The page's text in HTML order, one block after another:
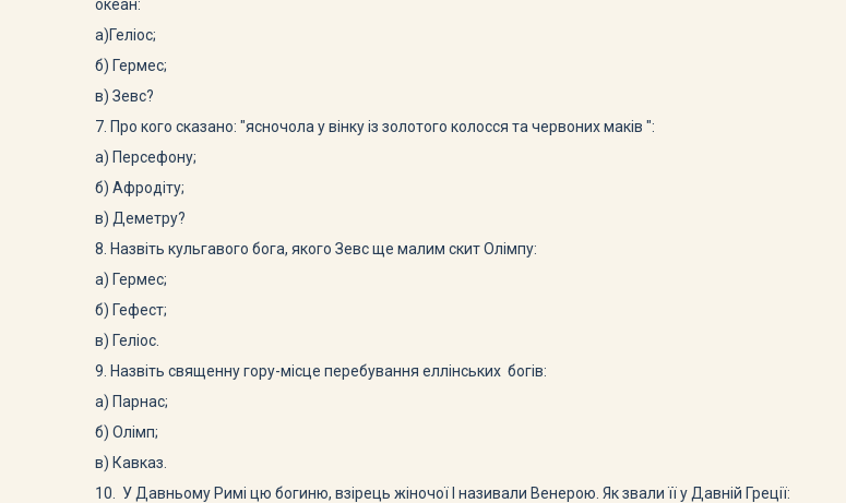
океан:
а)Геліос;
б) Гермес;
в) Зевс?
7. Про кого сказано: "ясночола у вінку із золотого колосся та червоних маків ":
а) Персефону;
б) Афродіту;
в) Деметру?
8. Назвіть кульгавого бога, якого Зевс ще малим скит Олімпу:
а) Гермес;
б) Гефест;
в) Геліос.
9. Назвіть священну гору-місце перебування еллінських богів:
а) Парнас;
б) Олімп;
в) Кавказ.
10. У Давньому Римі цю богиню, взірець жіночої І називали Венерою. Як звали її у Давній Греції: